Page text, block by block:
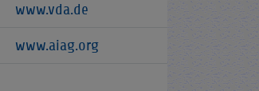
www.vda.de
www.aiag.org